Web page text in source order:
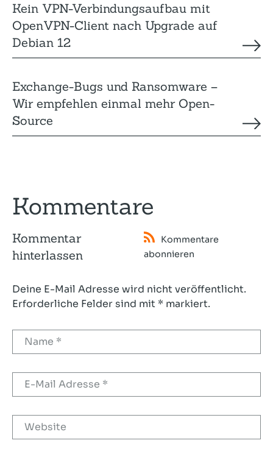
Kein VPN-Verbindungsaufbau mit
OpenVPN-Client nach Upgrade auf
Debian 12
Exchange-Bugs und Ransomware –
Wir empfehlen einmal mehr Open-
Source
Kommentare
Kommentar
hinterlassen
Kommentare
abonnieren
Deine E-Mail Adresse wird nicht veröffentlicht.
Erforderliche Felder sind mit * markiert.